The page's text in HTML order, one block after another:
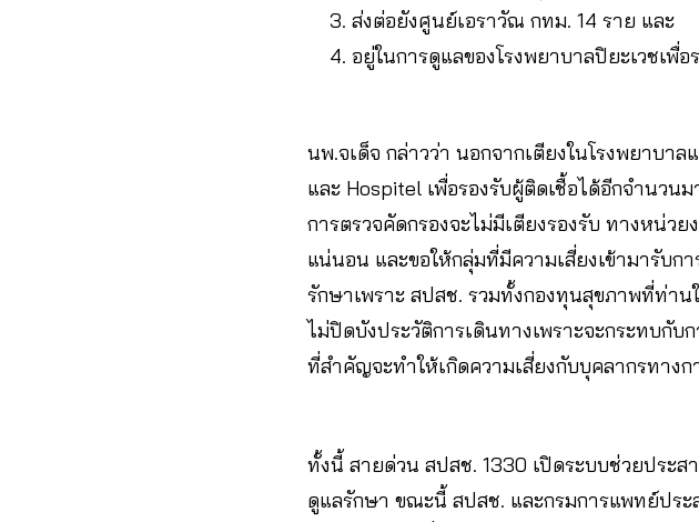
ส่งต่อยังศูนย์เอราวัณ กทม. 14 ราย และ
อยู่ในการดูแลของโรงพยาบาลปิยะเวชเพื่อ
นพ.จเด็จ กล่าวว่า นอกจากเตียงในโรงพยาบา
และ Hospitel เพื่อรองรับผู้ติดเชื้อได้อีกจำนวน
การตรวจคัดกรองจะไม่มีเตียงรองรับ ทางหน่ว
แน่นอน และขอให้กลุ่มที่มีความเสี่ยงเข้ามารับก
รักษาเพราะ สปสช. รวมทั้งกองทุนสุขภาพที่ท่าน
ไม่ปิดบังประวัติการเดินทางเพราะจะกระทบกั
ที่สำคัญจะทำให้เกิดความเสี่ยงกับบุคลากรทาง
ทั้งนี้ สายด่วน สปสช. 1330 เปิดระบบช่วยประส
ดูแลรักษา ขณะนี้ สปสช. และกรมการแพทย์ประ